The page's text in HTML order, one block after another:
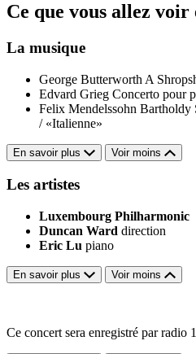
Ce que vous allez voir
La musique
George Butterworth A
Edvard Grieg Concerto pour
Felix Mendelssohn Bartholdy
/ «Italienne»
En savoir plus Voir moins
Les artistes
Luxembourg Philharmonic
Duncan Ward direction
Eric Lu piano
En savoir plus Voir moins
Ce concert sera enregistré par radio